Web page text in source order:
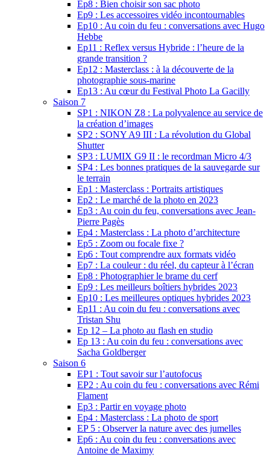
Ep8 : Bien choisir son sac photo
Ep9 : Les accessoires vidéo incontournables
Ep10 : Au coin du feu : conversations avec Hugo
Hebbe
Ep11 : Reflex versus Hybride : l’heure de la
grande transition ?
Ep12 : Masterclass : à la découverte de la
photographie sous-marine
Ep13 : Au cœur du Festival Photo La Gacilly
Saison 7
SP1 : NIKON Z8 : La polyvalence au service de
la création d’images
SP2 : SONY A9 III : La révolution du Global
Shutter
SP3 : LUMIX G9 II : le recordman Micro 4/3
SP4 : Les bonnes pratiques de la sauvegarde sur
le terrain
Ep1 : Masterclass : Portraits artistiques
Ep2 : Le marché de la photo en 2023
Ep3 : Au coin du feu, conversations avec Jean-
Pierre Pagès
Ep4 : Masterclass : La photo d’architecture
Ep5 : Zoom ou focale fixe ?
Ep6 : Tout comprendre aux formats vidéo
Ep7 : La couleur : du réel, du capteur à l’écran
Ep8 : Photographier le brame du cerf
Ep9 : Les meilleurs boîtiers hybrides 2023
Ep10 : Les meilleures optiques hybrides 2023
Ep11 : Au coin du feu : conversations avec
Tristan Shu
Ep 12 – La photo au flash en studio
Ep 13 : Au coin du feu : conversations avec
Sacha Goldberger
Saison 6
EP1 : Tout savoir sur l’autofocus
EP2 : Au coin du feu : conversations avec Rémi
Flament
Ep3 : Partir en voyage photo
Ep4 : Masterclass : La photo de sport
EP 5 : Observer la nature avec des jumelles
Ep6 : Au coin du feu : conversations avec
Antoine de Maximy